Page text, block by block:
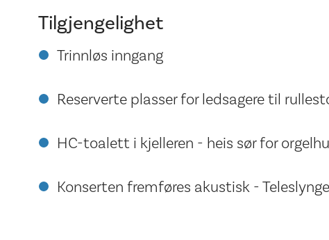
Tilgjengelighet
Trinnløs inngang
Reserverte plasser for ledsagere til
HC-toalett i kjelleren - heis sør for
Konserten fremføres akustisk -